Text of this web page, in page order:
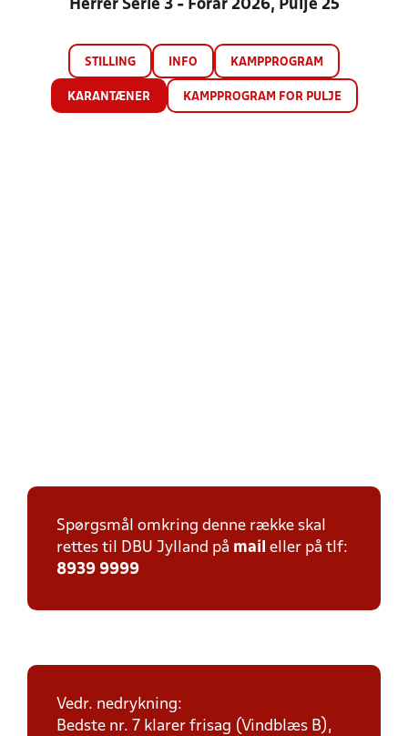
Herrer Serie 3 - Forår 2026, Pulje 25
STILLING INFO KAMPPROGRAM
KARANTÆNER KAMPPROGRAM FOR PULJE
Spørgsmål omkring denne række skal
rettes til DBU Jylland på mail eller på tlf:
8939 9999
Vedr. nedrykning:
Bedste nr. 7 klarer frisag (Vindblæs B),